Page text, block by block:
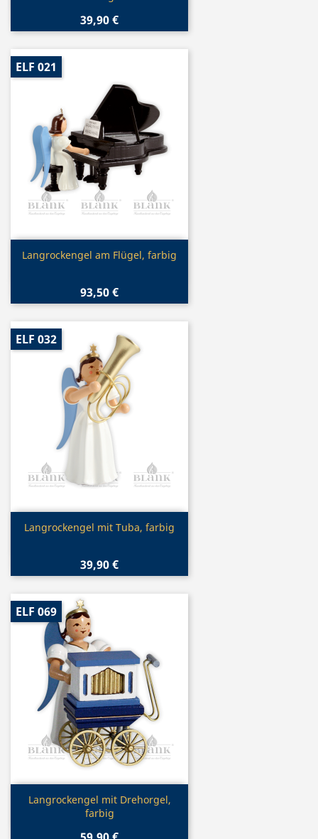
39,90 €
Vorschau
Langrockengel am Flügel, farbig
93,50 €
ELF 021
Vorschau
Langrockengel mit Tuba, farbig
39,90 €
ELF 032
Vorschau
Langrockengel mit Drehorgel,
farbig
ELF 069